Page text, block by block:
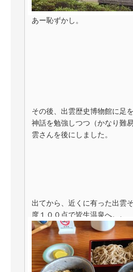
あー恥ずかし。
その後、出雲歴史博物館に足
神話を勉強しつつ（かなり難
雲さんを後にしました。
出てから、近くに有った出雲
度１００点で皆生温泉へ。。